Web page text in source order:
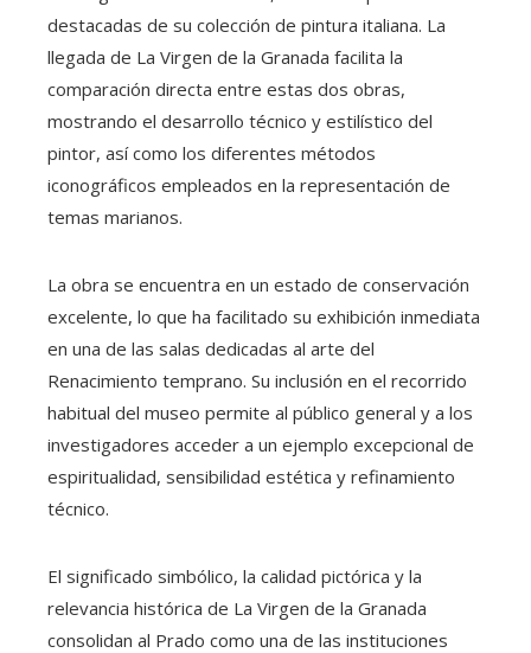
destacadas de su colección de pintura italiana. La
llegada de La Virgen de la Granada facilita la
comparación directa entre estas dos obras,
mostrando el desarrollo técnico y estilístico del
pintor, así como los diferentes métodos
iconográficos empleados en la representación de
temas marianos.
La obra se encuentra en un estado de conservación
excelente, lo que ha facilitado su exhibición inmediata
en una de las salas dedicadas al arte del
Renacimiento temprano. Su inclusión en el recorrido
habitual del museo permite al público general y a los
investigadores acceder a un ejemplo excepcional de
espiritualidad, sensibilidad estética y refinamiento
técnico.
El significado simbólico, la calidad pictórica y la
relevancia histórica de La Virgen de la Granada
consolidan al Prado como una de las instituciones